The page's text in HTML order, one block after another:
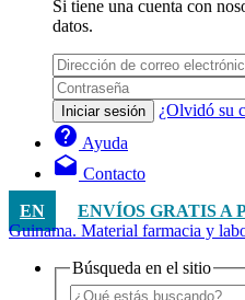
Si tiene una cuenta con
datos.
Iniciar sesión ¿Olvidó su
help Ayuda
drafts Contacto
EN
ENVÍOS GRATIS A
Guinama. Material farmacia y
Búsqueda en el sitio